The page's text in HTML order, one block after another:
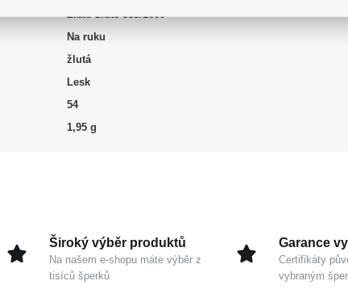
Zlato žluté 585/1000
Na ruku
žlutá
Lesk
54
1,95 g
Široký výběr produktů
Na našem e-shopu máte výběr z
tisíců šperků
Garance
Certifikáty
vybraným